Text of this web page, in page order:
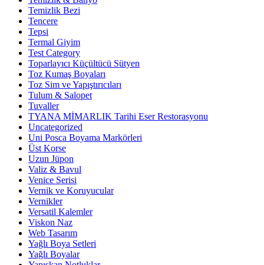
Temizlik Bezi
Tencere
Tepsi
Termal Giyim
Test Category
Toparlayıcı Küçültücü Sütyen
Toz Kumaş Boyaları
Toz Sim ve Yapıştırıcıları
Tulum & Salopet
Tuvaller
TYANA MİMARLIK Tarihi Eser Restorasyonu
Uncategorized
Uni Posca Boyama Markörleri
Üst Korse
Uzun Jüpon
Valiz & Bavul
Venice Serisi
Vernik ve Koruyucular
Vernikler
Versatil Kalemler
Viskon Naz
Web Tasarım
Yağlı Boya Setleri
Yağlı Boyalar